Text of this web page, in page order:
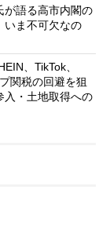
が語る高市内閣の
ま不可欠なの
、TikTok、
関税の回避を狙
・土地取得への